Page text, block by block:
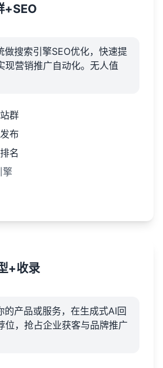
+SEO
做搜索引擎SEO优化，快速提
现营销推广自动化。无人值
群
布
名
擎
+收录
的产品或服务，在生成式AI回
位，抢占企业获客与品牌推广